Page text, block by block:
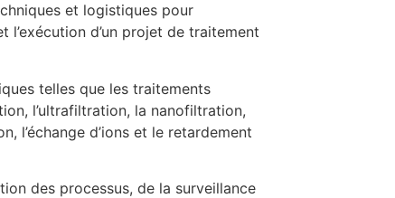
et logistiques pour
l’exécution d’un projet de traitement
telles que les traitements
l’ultrafiltration, la nanofiltration,
l’échange d’ions et le retardement
des processus, de la surveillance